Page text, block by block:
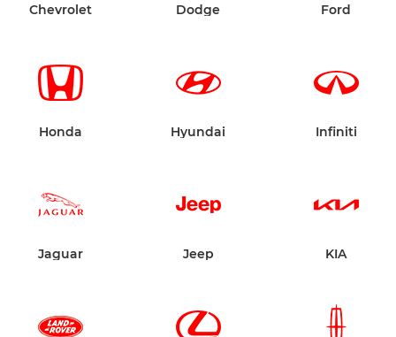
Chevrolet Dodge Ford
Honda Hyundai Infiniti
Jaguar Jeep KIA